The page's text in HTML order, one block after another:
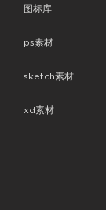
图标库
ps素材
sketch素材
xd素材